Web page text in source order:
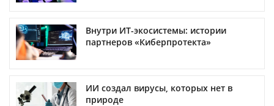
Внутри ИТ-экосистемы: истории
партнеров «Киберпротекта»
ИИ создал вирусы, которых нет в
природе